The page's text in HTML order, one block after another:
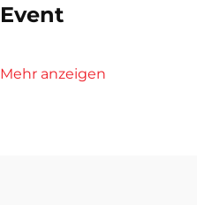
Event
Mehr anzeigen